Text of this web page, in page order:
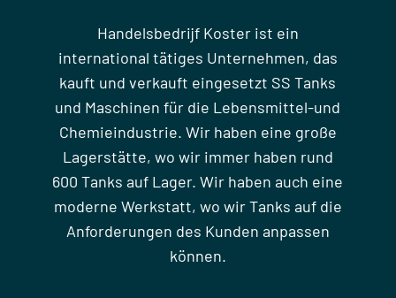
Handelsbedrijf Koster ist ein
international tätiges Unternehmen, das
kauft und verkauft eingesetzt SS Tanks
und Maschinen für die Lebensmittel-und
Chemieindustrie. Wir haben eine große
Lagerstätte, wo wir immer haben rund
600 Tanks auf Lager. Wir haben auch eine
moderne Werkstatt, wo wir Tanks auf die
Anforderungen des Kunden anpassen
können.